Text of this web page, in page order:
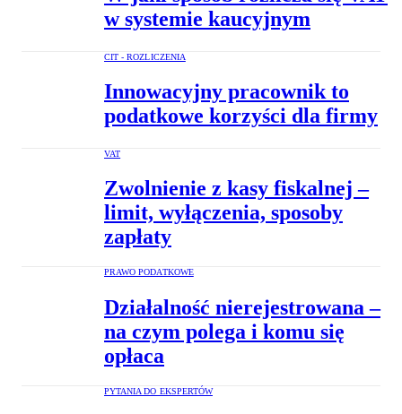
w systemie kaucyjnym
CIT - ROZLICZENIA
Innowacyjny pracownik to
podatkowe korzyści dla firmy
VAT
Zwolnienie z kasy fiskalnej –
limit, wyłączenia, sposoby
zapłaty
PRAWO PODATKOWE
Działalność nierejestrowana –
na czym polega i komu się
opłaca
PYTANIA DO EKSPERTÓW